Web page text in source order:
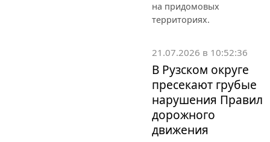
на придомовых
территориях.
21.07.2026 в 10:52:36
В Рузском округе
пресекают грубые
нарушения Правил
дорожного
движения